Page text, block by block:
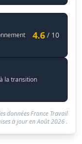
4.6 / 10
la transition
données France Travail
à jour enAoût 2026.